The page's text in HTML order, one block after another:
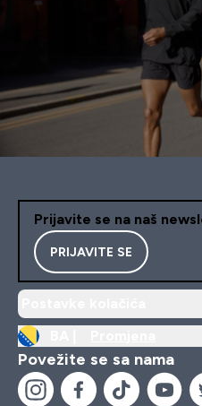
Prijavite se na naš
PRIJAVITE SE
Povežite se sa nama